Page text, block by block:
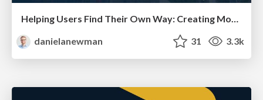
Helping Users Find Their Own Way: Creating Modern Search Experiences
danielanewman
31 3.3k